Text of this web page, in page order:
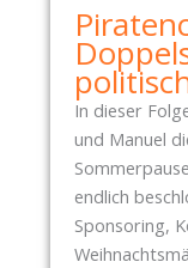
In dieser
und Manuel
endlich
Sponsoring,